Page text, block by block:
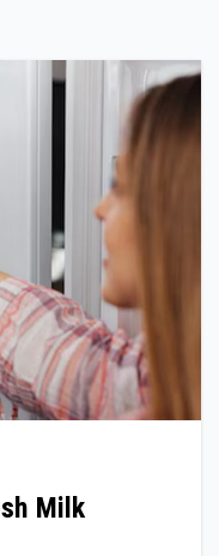
Milk